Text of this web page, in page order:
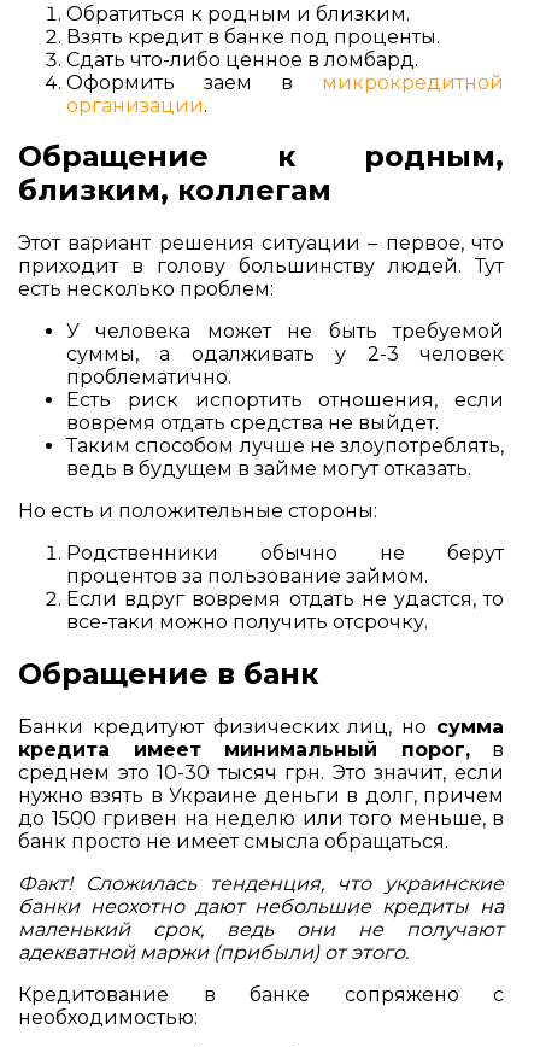
Обратиться к родным и близким.
Взять кредит в банке под проценты.
Сдать что-либо ценное в ломбард.
Оформить заем в микрокредитной
организации.
Обращение к родным,
близким, коллегам
Этот вариант решения ситуации – первое, что
приходит в голову большинству людей. Тут
есть несколько проблем:
У человека может не быть требуемой
суммы, а одалживать у 2-3 человек
проблематично.
Есть риск испортить отношения, если
вовремя отдать средства не выйдет.
Таким способом лучше не злоупотреблять,
ведь в будущем в займе могут отказать.
Но есть и положительные стороны:
Родственники обычно не берут
процентов за пользование займом.
Если вдруг вовремя отдать не удастся, то
все-таки можно получить отсрочку.
Обращение в банк
Банки кредитуют физических лиц, но сумма
кредита имеет минимальный порог,в
среднем это 10-30 тысяч грн. Это значит, если
нужно взять в Украине деньги в долг, причем
до 1500 гривен на неделю или того меньше, в
банк просто не имеет смысла обращаться.
Факт! Сложилась тенденция, что украинские
банки неохотно дают небольшие кредиты на
маленький срок, ведь они не получают
адекватной маржи (прибыли) от этого.
Кредитование в банке сопряжено с
необходимостью: